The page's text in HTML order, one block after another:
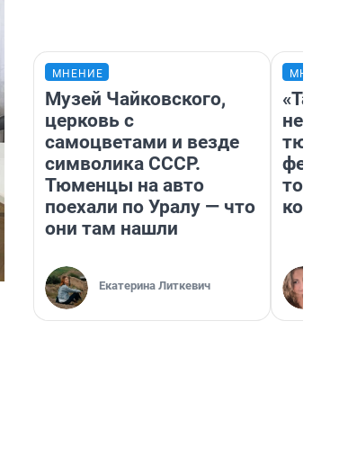
МНЕНИЕ
Музей Чайковского,
церковь с
самоцветами и везде
символика СССР.
Тюменцы на авто
поехали по Уралу — что
они там нашли
Екатерина Литкевич
не